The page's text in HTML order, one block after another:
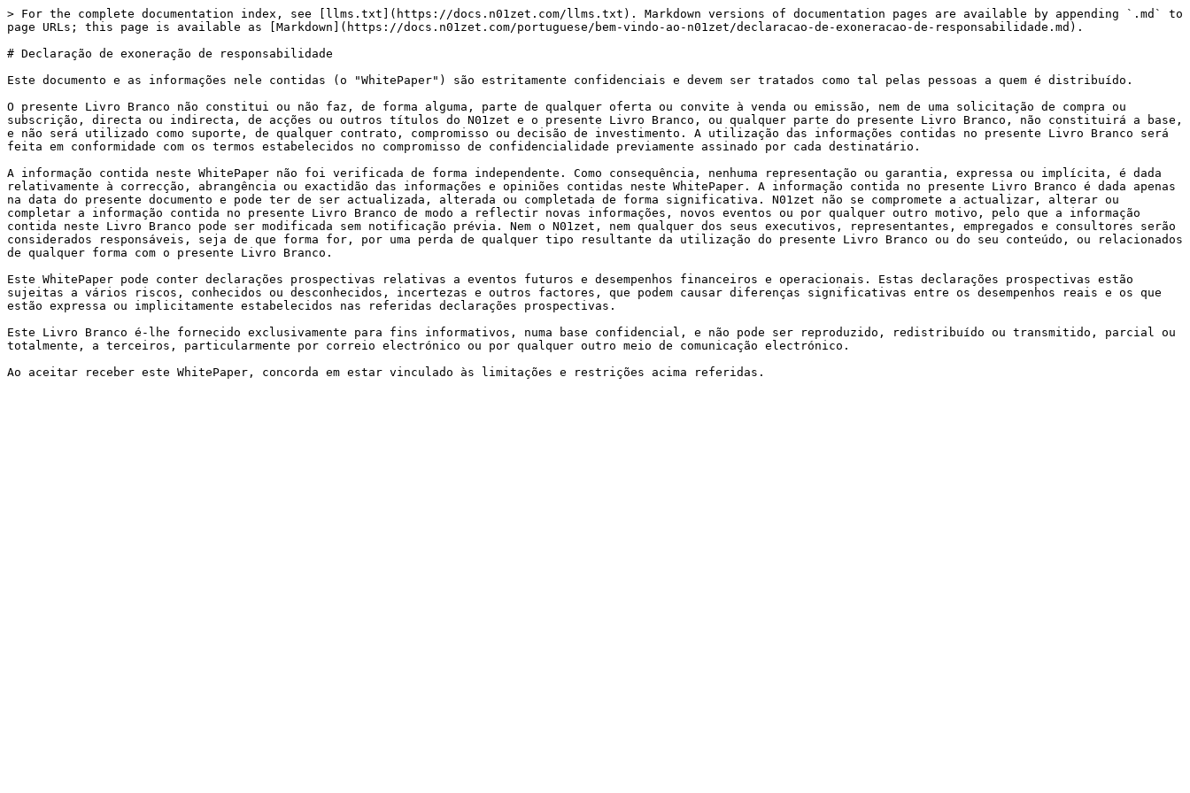
> For the complete documentation index, see [llms.txt](https://docs.n01zet.com/llms.txt). Markdown versions of documentation pages are available by appending `.md` to
page URLs; this page is available as [Markdown](https://docs.n01zet.com/portuguese/bem-vindo-ao-n01zet/declaracao-de-exoneracao-de-responsabilidade.md).
# Declaração de exoneração de responsabilidade
Este documento e as informações nele contidas (o "WhitePaper") são estritamente confidenciais e devem ser tratados como tal pelas pessoas a quem é distribuído.
O presente Livro Branco não constitui ou não faz, de forma alguma, parte de qualquer oferta ou convite à venda ou emissão, nem de uma solicitação de compra ou
subscrição, directa ou indirecta, de acções ou outros títulos do N01zet e o presente Livro Branco, ou qualquer parte do presente Livro Branco, não constituirá a base,
e não será utilizado como suporte, de qualquer contrato, compromisso ou decisão de investimento. A utilização das informações contidas no presente Livro Branco será
feita em conformidade com os termos estabelecidos no compromisso de confidencialidade previamente assinado por cada destinatário.
A informação contida neste WhitePaper não foi verificada de forma independente. Como consequência, nenhuma representação ou garantia, expressa ou implícita, é dada
relativamente à correcção, abrangência ou exactidão das informações e opiniões contidas neste WhitePaper. A informação contida no presente Livro Branco é dada apenas
na data do presente documento e pode ter de ser actualizada, alterada ou completada de forma significativa. N01zet não se compromete a actualizar, alterar ou
completar a informação contida no presente Livro Branco de modo a reflectir novas informações, novos eventos ou por qualquer outro motivo, pelo que a informação
contida neste Livro Branco pode ser modificada sem notificação prévia. Nem o N01zet, nem qualquer dos seus executivos, representantes, empregados e consultores serão
considerados responsáveis, seja de que forma for, por uma perda de qualquer tipo resultante da utilização do presente Livro Branco ou do seu conteúdo, ou relacionados
de qualquer forma com o presente Livro Branco.
Este WhitePaper pode conter declarações prospectivas relativas a eventos futuros e desempenhos financeiros e operacionais. Estas declarações prospectivas estão
sujeitas a vários riscos, conhecidos ou desconhecidos, incertezas e outros factores, que podem causar diferenças significativas entre os desempenhos reais e os que
estão expressa ou implicitamente estabelecidos nas referidas declarações prospectivas.
Este Livro Branco é-lhe fornecido exclusivamente para fins informativos, numa base confidencial, e não pode ser reproduzido, redistribuído ou transmitido, parcial ou
totalmente, a terceiros, particularmente por correio electrónico ou por qualquer outro meio de comunicação electrónico.